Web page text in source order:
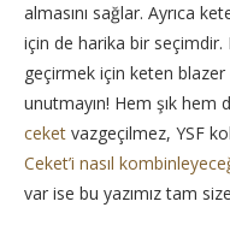
almasını sağlar. Ayrıca
için de harika bir seçimdir.
geçirmek için keten
unutmayın! Hem şık
ceket vazgeçilmez, YSF
Ceket’i nasıl
var ise bu yazımız tam